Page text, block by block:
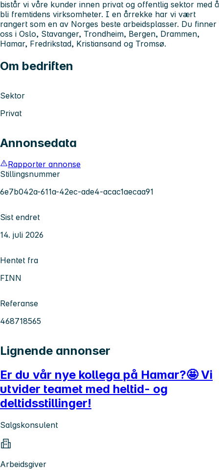
bistår vi våre kunder innen privat og offentlig sektor med å
bli fremtidens virksomheter. I en årrekke har vi vært
rangert som en av Norges beste arbeidsplasser. Du finner
oss i Oslo, Stavanger, Trondheim, Bergen, Drammen,
Hamar, Fredrikstad, Kristiansand og Tromsø.
Om bedriften
Sektor
Privat
Annonsedata
Rapporter annonse
Stillingsnummer
6e7b042a-611a-42ec-ade4-acac1aecaa91
Sist endret
14. juli 2026
Hentet fra
FINN
Referanse
468718565
Lignende annonser
Er du vår nye kollega på Hamar?🤩 Vi
utvider teamet med heltid- og
deltidsstillinger!
Salgskonsulent
Arbeidsgiver